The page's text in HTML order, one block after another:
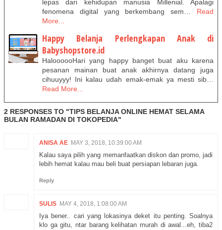
lepas dari kehidupan manusia Millenial. Apalagi
fenomena digital yang berkembang sem…
Read
More...
Happy Belanja Perlengkapan Anak di
Babyshopstore.id
HaloooooHari yang happy banget buat aku karena
pesanan mainan buat anak akhirnya datang juga
cihuuyyy! Ini kalau udah emak-emak ya mesti sib…
Read More...
2 RESPONSES TO "TIPS BELANJA ONLINE HEMAT SELAMA
BULAN RAMADAN DI TOKOPEDIA"
ANISA AE MAY 3, 2018, 10:39:00 AM
Kalau saya pilih yang memanfaatkan diskon dan promo, jadi
lebih hemat kalau mau beli buat persiapan lebaran juga.
Reply
SULIS MAY 4, 2018, 1:08:00 AM
Iya bener.. cari yang lokasinya deket itu penting. Soalnya
klo ga gitu, ntar barang kelihatan murah di awal...eh, tiba2